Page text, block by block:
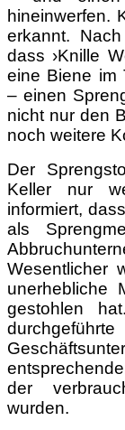
hineinwerfen.
erkannt.
dass ›Knille
eine Biene im
– einen
nicht nur den
noch weitere
Der
Keller nur
informiert,
als
Wesentlicher
unerhebliche
gestohlen
der
wurden.